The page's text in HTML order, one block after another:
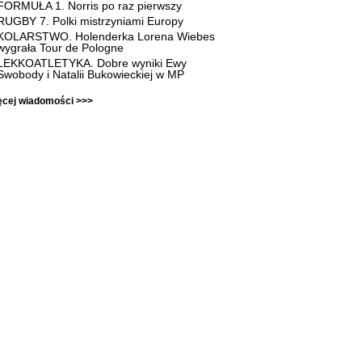
1. Norris po raz pierwszy
7. Polki mistrzyniami Europy
Holenderka Lorena Wiebes
Tour de Pologne
Dobre wyniki Ewy
i Natalii Bukowieckiej w MP
wiadomości >>>